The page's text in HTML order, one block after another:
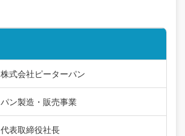
株式会社ピーターパン
パン製造・販売事業
代表取締役社長